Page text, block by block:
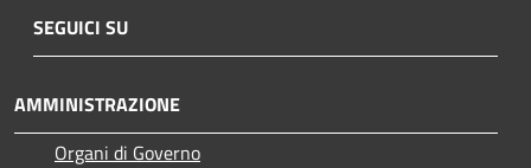
SEGUICI SU
AMMINISTRAZIONE
Organi di Governo